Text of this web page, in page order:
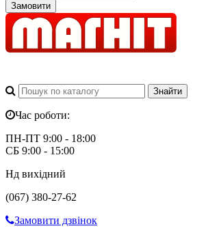
Замовити
Час роботи:
ПН-ПТ 9:00 - 18:00
СБ 9:00 - 15:00
Нд вихідний
(067) 380-27-62
Замовити дзвінок